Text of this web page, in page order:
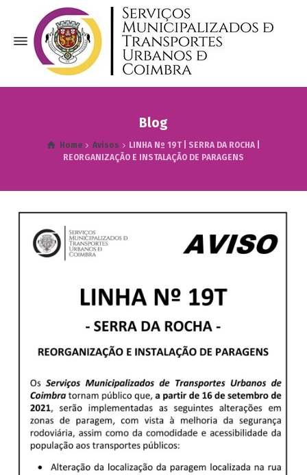
Blog
Home Avisos
LINHA Nº 19T | SERRA DA ROCHA |
REORGANIZAÇÃO E INSTALAÇÃO DE PARAGENS